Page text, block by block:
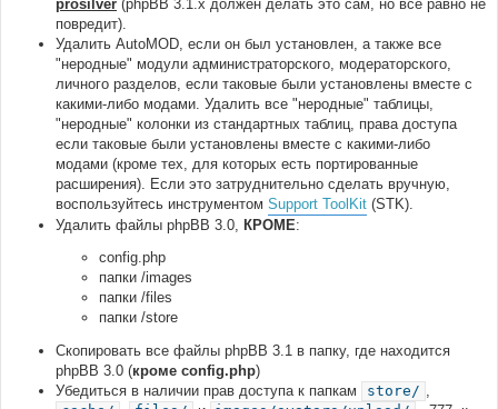
prosilver (phpBB 3.1.х должен делать это сам, но всё равно не
повредит).
Удалить AutoMOD, если он был установлен, а также все
"неродные" модули администраторского, модераторского,
личного разделов, если таковые были установлены вместе с
какими-либо модами. Удалить все "неродные" таблицы,
"неродные" колонки из стандартных таблиц, права доступа
если таковые были установлены вместе с какими-либо
модами (кроме тех, для которых есть портированные
расширения). Если это затруднительно сделать вручную,
воспользуйтесь инструментом Support ToolKit (STK).
Удалить файлы phpBB 3.0, КРОМЕ:
config.php
папки /images
папки /files
папки /store
Скопировать все файлы phpBB 3.1 в папку, где находится
phpBB 3.0 (кроме config.php)
Убедиться в наличии прав доступа к папкам
store/